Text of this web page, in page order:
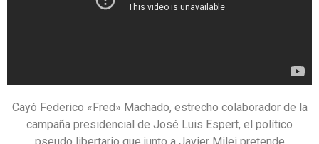
Cayó Federico «Fred» Machado, estrecho colaborador de la
campaña presidencial de José Luis Espert, el político